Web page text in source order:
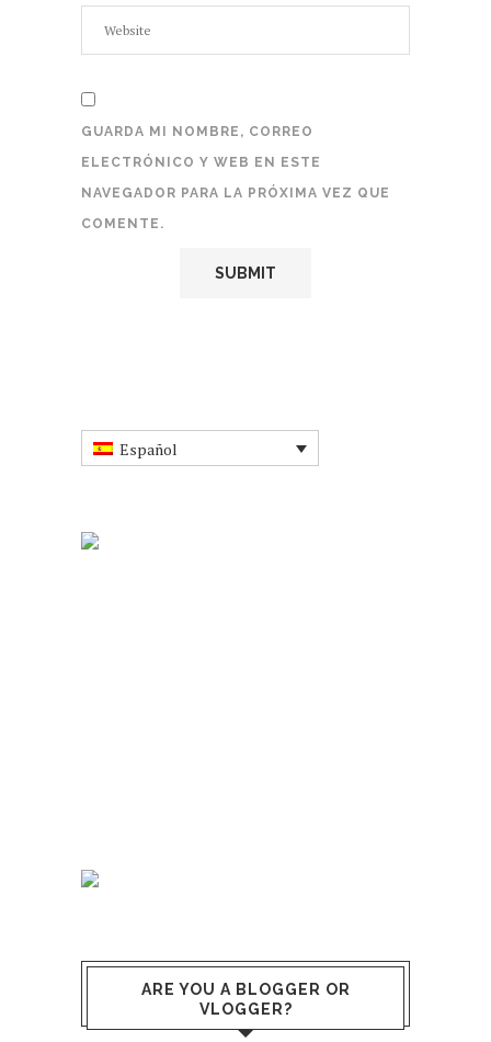
GUARDA MI NOMBRE, CORREO
ELECTRÓNICO Y WEB EN ESTE
NAVEGADOR PARA LA PRÓXIMA VEZ QUE
COMENTE.
Español
ARE YOU A BLOGGER OR
VLOGGER?